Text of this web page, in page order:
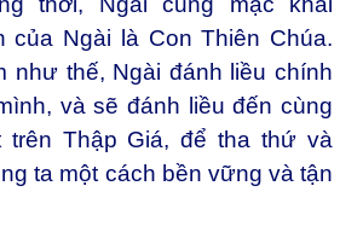
của Ngài là Con Thiên Chúa.
như thế, Ngài đánh liều chính
và sẽ đánh liều đến cùng
trên Thập Giá, để tha thứ và
ta một cách bền vững và tận